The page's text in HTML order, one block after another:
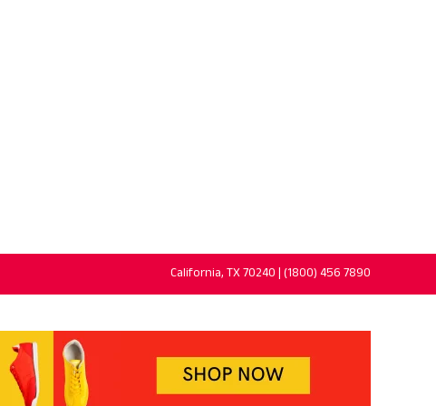
California, TX 70240 | (1800) 456 7890